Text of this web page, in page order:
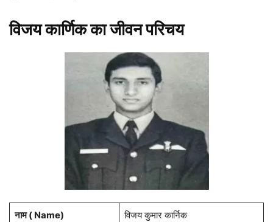
विजय कार्णिक का जीवन परिचय
नाम ( Name) विजय कुमार कार्निक